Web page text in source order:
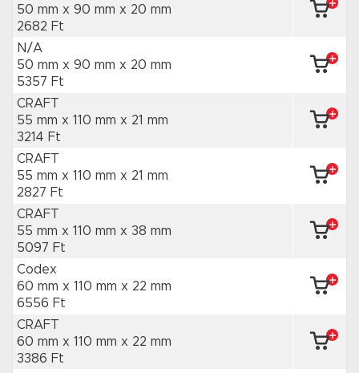
50 mm x 90 mm x 20 mm
2682 Ft
N/A
50 mm x 90 mm x 20 mm
5357 Ft
CRAFT
55 mm x 110 mm x 21 mm
3214 Ft
CRAFT
55 mm x 110 mm x 21 mm
2827 Ft
CRAFT
55 mm x 110 mm x 38 mm
5097 Ft
Codex
60 mm x 110 mm x 22 mm
6556 Ft
CRAFT
60 mm x 110 mm x 22 mm
3386 Ft